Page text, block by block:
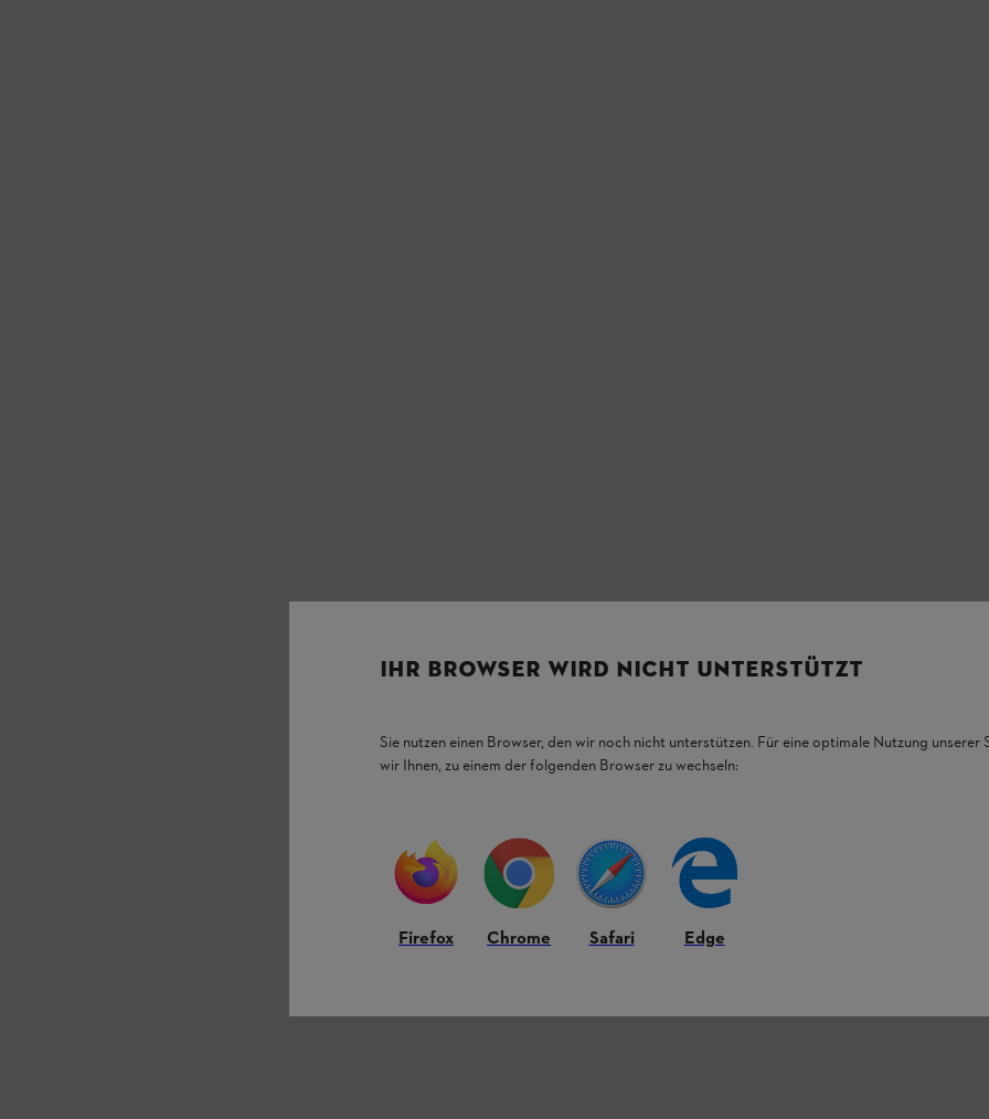
IHR BROWSER WIRD NICHT UNTERSTÜTZT
Sie nutzen einen Browser, den wir noch nicht unterstützen. Für eine optimale Nutzung unserer
wir Ihnen, zu einem der folgenden Browser zu wechseln:
Firefox Chrome Safari Edge